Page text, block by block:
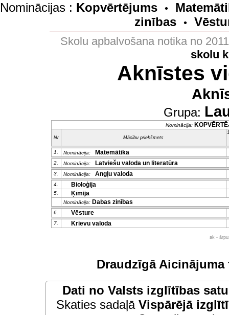
Nominācijas : Kopvērtējums •
zinības
•
Skolu apbalvošana notika no
skolu
Aknīstes
Grupa:
Nominācija:
Nr Mācību priekšmets
1. Nominācija: Matemātika
2. Nominācija: Latviešu valoda un literatūra
3. Nominācija: Angļu valoda
4. Bioloģija
5. Ķīmija
Nominācija: Dabas zinības
6. Vēsture
7. Krievu valoda
ak -
Draudzīgā
Dati no Valsts izglītības
Skaties sadaļā Vispārējā